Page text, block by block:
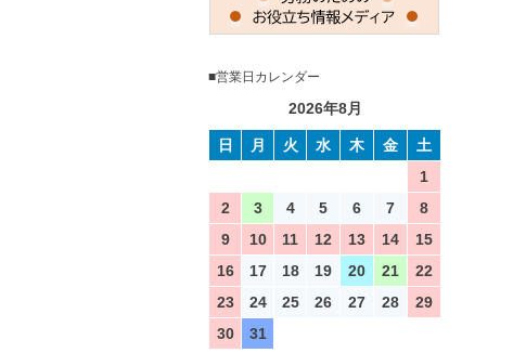
■営業日カレンダー
2026年8月
日 月 火 水 木 金
土
1
2
3 4 5 6 7
8
9
10 11 12 13 14
15
16
17 18 19 20 21
22
23
24 25 26 27 28
29
30
31